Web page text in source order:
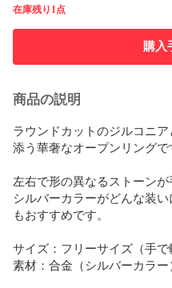
在庫残り1点
購入
商品の説明
ラウンドカットのジルコニ
添う華奢なオープンリングで
左右で形の異なるストーン
シルバーカラーがどんな装
もおすすめです。
サイズ：フリーサイズ（手
素材：合金（シルバーカラ